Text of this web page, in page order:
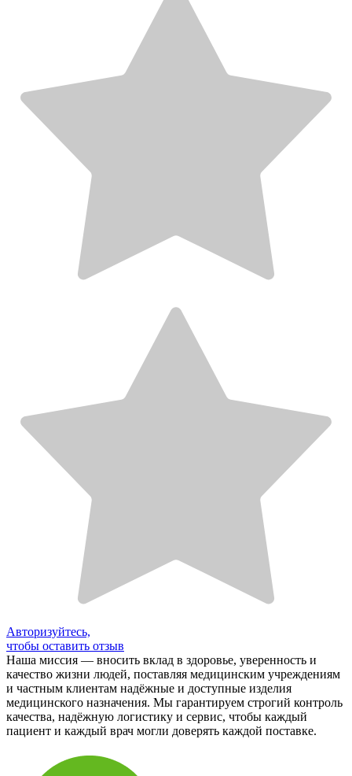
Авторизуйтесь,
чтобы оставить отзыв
Наша миссия — вносить вклад в здоровье, уверенность и
качество жизни людей, поставляя медицинским учреждениям
и частным клиентам надёжные и доступные изделия
медицинского назначения. Мы гарантируем строгий контроль
качества, надёжную логистику и сервис, чтобы каждый
пациент и каждый врач могли доверять каждой поставке.